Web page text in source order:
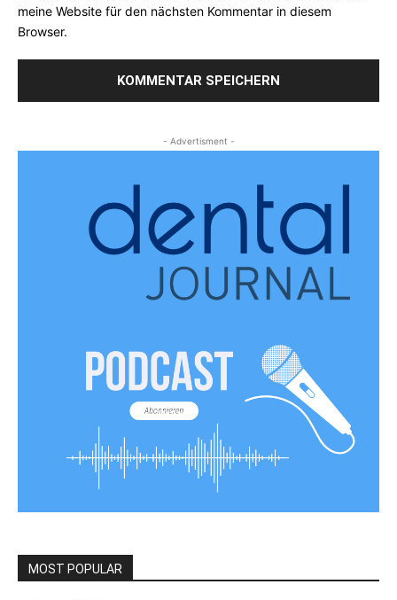
meine Website für den nächsten Kommentar in diesem
Browser.
- Advertisment -
MOST POPULAR